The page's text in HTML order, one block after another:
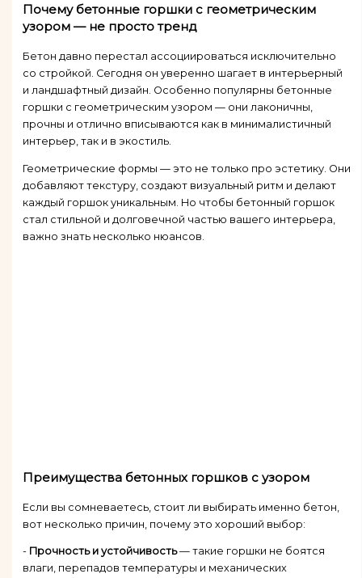
Почему бетонные горшки с геометрическим
узором — не просто тренд
Бетон давно перестал ассоциироваться исключительно
со стройкой. Сегодня он уверенно шагает в интерьерный
и ландшафтный дизайн. Особенно популярны бетонные
горшки с геометрическим узором — они лаконичны,
прочны и отлично вписываются как в минималистичный
интерьер, так и в экостиль.
Геометрические формы — это не только про эстетику. Они
добавляют текстуру, создают визуальный ритм и делают
каждый горшок уникальным. Но чтобы бетонный горшок
стал стильной и долговечной частью вашего интерьера,
важно знать несколько нюансов.
Преимущества бетонных горшков с узором
Если вы сомневаетесь, стоит ли выбирать именно бетон,
вот несколько причин, почему это хороший выбор:
- Прочность и устойчивость— такие горшки не боятся
влаги, перепадов температуры и механических